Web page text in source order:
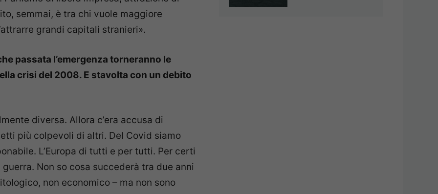
semmai, è tra chi vuole maggiore
grandi capitali stranieri».
passata l’emergenza torneranno le
crisi del 2008. E stavolta con un debito
diversa. Allora c’era accusa di
più colpevoli di altri. Del Covid siamo
L’Europa di tutti e per tutti. Per certi
Non so cosa succederà tra due anni
non economico – ma non sono